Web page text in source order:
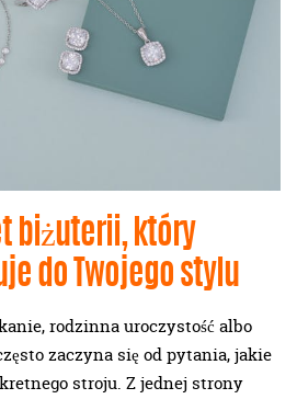
biżuterii, który
do Twojego stylu
rodzinna uroczystość albo
zaczyna się od pytania, jakie
stroju. Z jednej strony